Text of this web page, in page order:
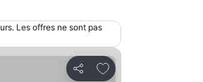
Les offres ne sont pas
Partager
Ajouter à mes favoris